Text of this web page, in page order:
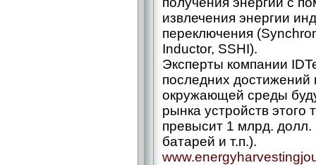
извлечения энергии
переключения
Inductor, SSHI).
Эксперты компании
последних достижений
окружающей среды
рынка устройств этого
превысит 1 млрд. долл.
батарей и т.п.).